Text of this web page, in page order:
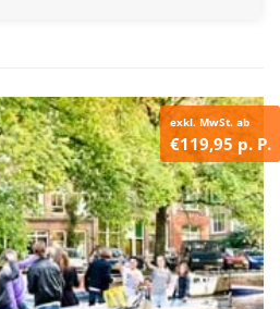
exkl. MwSt. ab
€119,95 p. P.